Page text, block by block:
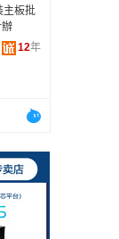
主板批
12年